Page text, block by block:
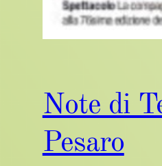
Note di
Pesaro